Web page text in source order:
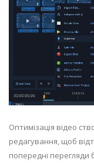
Оптимізація відео
редагування, щоб
попередні перегляди